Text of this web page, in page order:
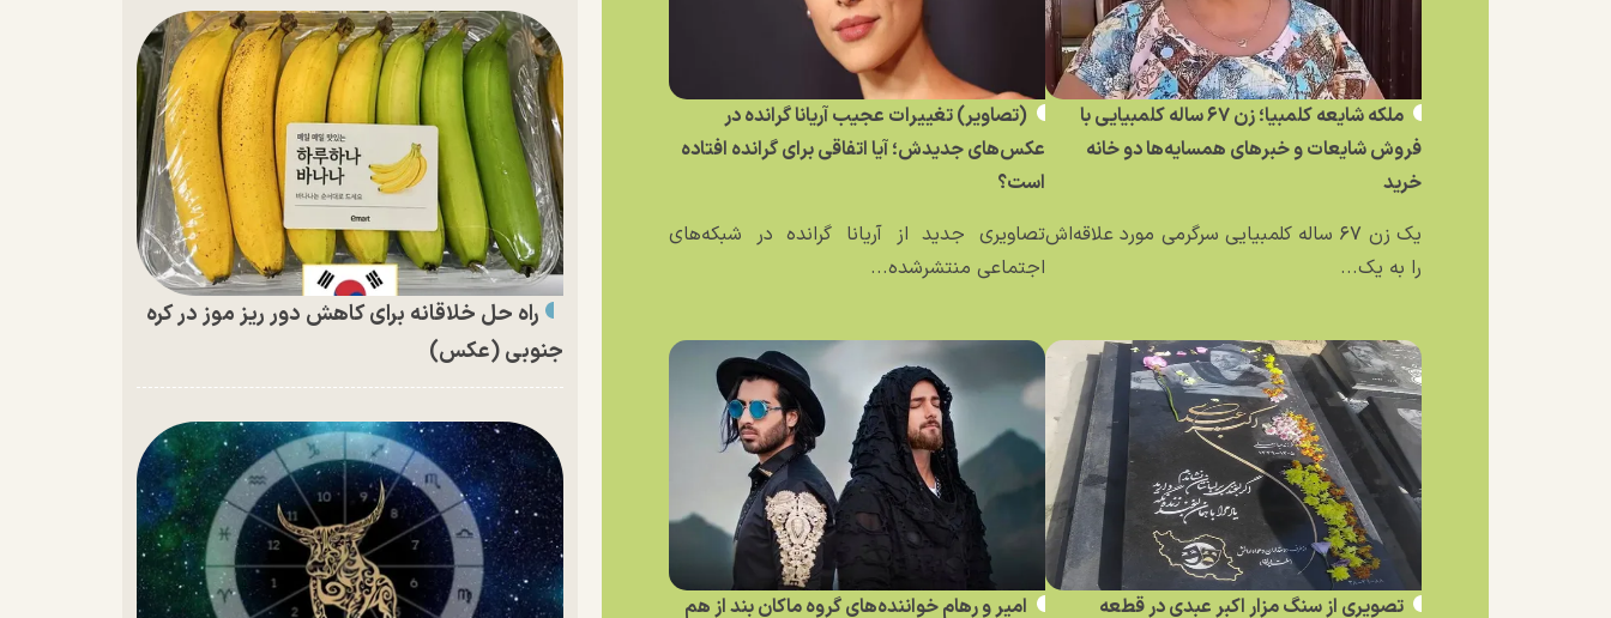
ملکه شایعه کلمبیا؛ زن ۶۷ ساله کلمبیایی با
فروش شایعات و خبر‌های همسایه‌ها دو خانه
خرید
یک زن ۶۷ ساله کلمبیایی سرگرمی مورد علاقه‌اش
را به یک...
(تصاویر) تغییرات عجیب آریانا گرانده در
عکس‌های جدیدش؛ آیا اتفاقی برای گرانده افتاده
است؟
تصاویری جدید از آریانا گرانده در شبکه‌های
اجتماعی منتشرشده...
تصویری از سنگ مزار اکبر عبدی در قطعه امیر و رهام خواننده‌های گروه ماکان بند از هم
راه حل خلاقانه برای کاهش دور ریز موز در کره
جنوبی (عکس)